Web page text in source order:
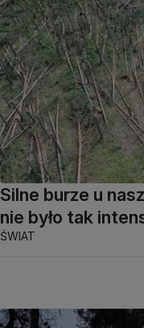
Silne burze u
nie było tak
ŚWIAT